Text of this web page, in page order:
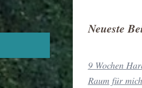
Neueste
9 Wochen
Raum für mich